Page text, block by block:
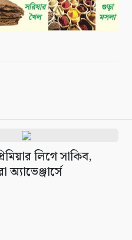
লিগে সাকিব,